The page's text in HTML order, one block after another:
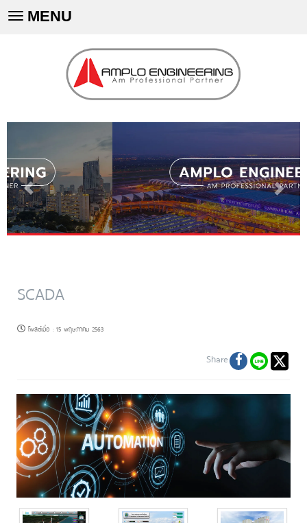
Toggle
MENU
SCADA
โพสต์เมื่อ : 15 พฤษภาคม 2563
Share